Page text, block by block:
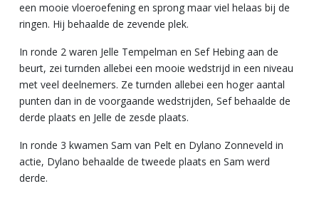
een mooie vloeroefening en sprong maar viel helaas bij de
ringen. Hij behaalde de zevende plek.
In ronde 2 waren Jelle Tempelman en Sef Hebing aan de
beurt, zei turnden allebei een mooie wedstrijd in een niveau
met veel deelnemers. Ze turnden allebei een hoger aantal
punten dan in de voorgaande wedstrijden, Sef behaalde de
derde plaats en Jelle de zesde plaats.
In ronde 3 kwamen Sam van Pelt en Dylano Zonneveld in
actie, Dylano behaalde de tweede plaats en Sam werd
derde.